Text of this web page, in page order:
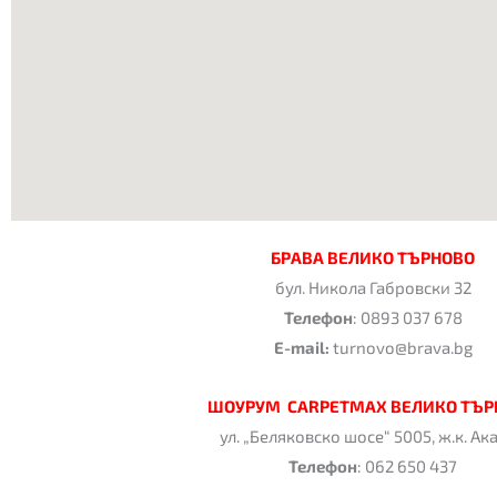
БРАВА ВЕЛИКО ТЪРНОВО
бул. Никола Габровски 32
Телефон: 0893 037 678
E-mail: turnovo@brava.bg
ШОУРУМ CARPETMAX ВЕЛИКО
ул. „Беляковско шосе“ 5005, ж.к.
Телефон: 062 650 437